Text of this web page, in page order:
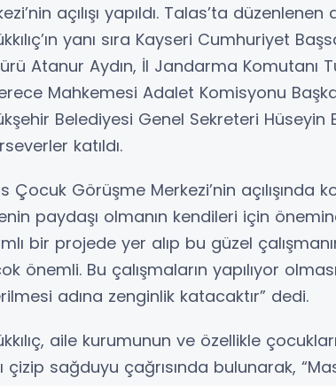
açılışı yapıldı. Talas’ta
yanı sıra Kayseri Cumhuriyet
Atanur Aydın, İl Jandarma Komutanı
Mahkemesi Adalet Komisyonu
Belediyesi Genel Sekreteri Hüseyin
katıldı.
Çocuk Görüşme Merkezi’nin açılışında
paydaşı olmanın kendileri için
bir projede yer alıp bu güzel
önemli. Bu çalışmaların yapılıyor
adına zenginlik katacaktır” dedi.
aile kurumunun ve özellikle
çizip sağduyu çağrısında bulunarak,